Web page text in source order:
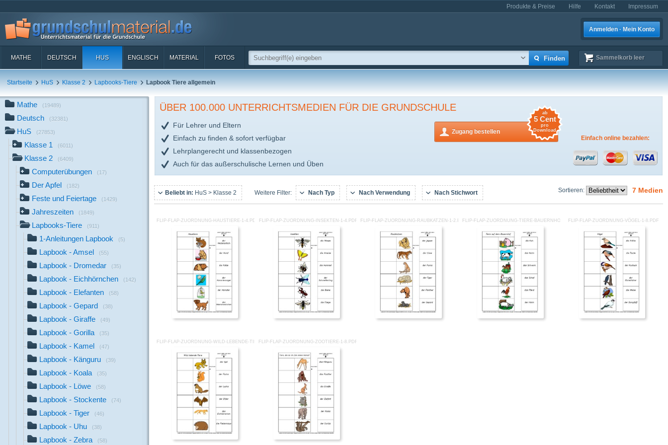
Produkte & Preise Hilfe Kontakt Impressum
Anmelden · Mein Konto
MATHE DEUTSCH HUS ENGLISCH MATERIAL FOTOS Sammelkorb leer
Startseite HuS Klasse 2 Lapbooks-Tiere Lapbook Tiere allgemein
Mathe (19489)
Deutsch (32381)
HuS (27853)
Klasse 1 (6011)
Klasse 2 (6409)
Computerübungen (17)
Der Apfel (182)
Feste und Feiertage (1429)
Jahreszeiten (1849)
Lapbooks-Tiere (911)
1-Anleitungen Lapbook (5)
Lapbook - Amsel (55)
Lapbook - Dromedar (35)
Lapbook - Eichhörnchen (142)
Lapbook - Elefanten (58)
Lapbook - Gepard (38)
Lapbook - Giraffe (49)
Lapbook - Gorilla (35)
Lapbook - Kamel (47)
Lapbook - Känguru (39)
Lapbook - Koala (35)
Lapbook - Löwe (58)
Lapbook - Stockente (74)
Lapbook - Tiger (46)
Lapbook - Uhu (38)
Lapbook - Zebra (58)
ÜBER 100.000 UNTERRICHTSMEDIEN FÜR DIE GRUNDSCHULE
Für Lehrer und Eltern
Einfach zu finden & sofort verfügbar
Lehrplangerecht und klassenbezogen
Auch für das außerschulische Lernen und Üben
Zugang bestellen
ab
5 Cent
pro
Download
Einfach online bezahlen:
Sortieren: 7 Medien
Beliebt in: HuS > Klasse 2 Weitere Filter: Nach Typ Nach Verwendung Nach Stichwort
FLIP-FLAP-ZUORDNUNG-HAUSTIERE-1-4.PDF FLIP-FLAP-ZUORDNUNG-INSEKTEN-1-4.PDF FLIP-FLAP-ZUORDNUNG-RAUBKATZEN-1-2.PDFFLIP-FLAP-ZUORDNUNG-TIERE-BAUERNHOF-1-6.PDFFLIP-FLAP-ZUORDNUNG-VÖGEL-1-8.PDF
FLIP-FLAP-ZUORDNUNG-WILD-LEBENDE-TIERE-1-6.PDFFLIP-FLAP-ZUORDNUNG-ZOOTIERE-1-8.PDF